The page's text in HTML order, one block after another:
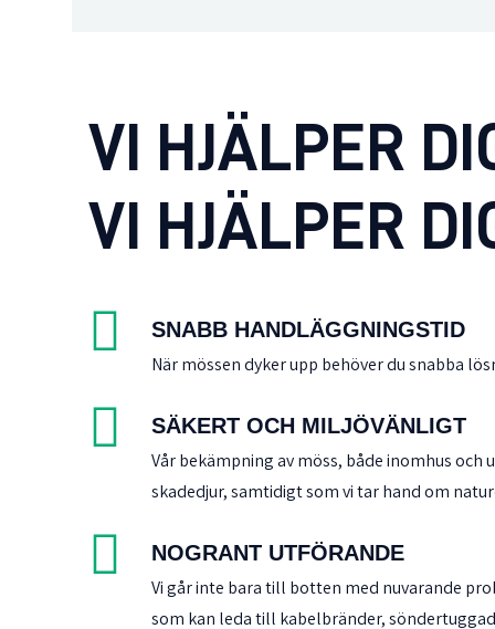
VI HJÄLPER
VI HJÄLPER
SNABB HANDLÄGGNINGSTID
När mössen dyker upp behöver du snabba
SÄKERT OCH MILJÖVÄNLIGT
Vår bekämpning av möss, både inomhus
skadedjur, samtidigt som vi tar hand om
NOGRANT UTFÖRANDE
Vi går inte bara till botten med nuvarande
som kan leda till kabelbränder,